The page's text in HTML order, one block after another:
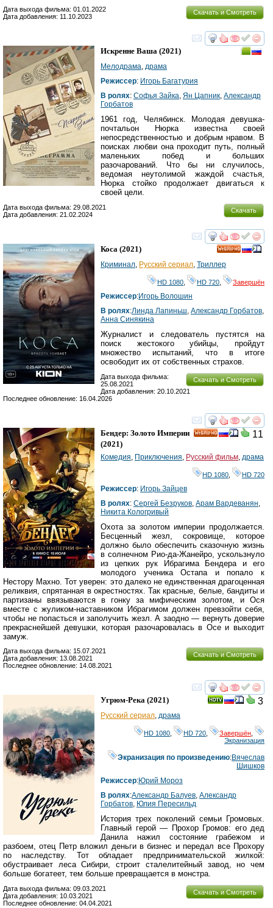
Скачать и Смотреть
Дата выхода фильма: 01.01.2022
Дата добавления: 11.10.2023
смотреть
Искренне Ваша (2021)
Мелодрама, драма
Режиссер: Игорь Багатурия
В ролях: Софья Зайка, Ян Цапник, Александр
Горбатов
1961 год, Челябинск. Молодая девушка-
почтальон Нюрка известна своей
непосредственностью и добрым нравом. В
поисках любви она проходит путь, полный
маленьких побед и больших
разочарований. Что бы ни случилось,
ведомая неутолимой жаждой счастья,
Нюрка стойко продолжает двигаться к
своей цели.
Скачать
Дата выхода фильма: 29.08.2021
Дата добавления: 21.02.2024
смотреть
Коса (2021)
Криминал, Русский сериал, Триллер
HD 1080 HD 720 Завершён
Режиссер:Игорь Волошин
В ролях:Линда Лапиньш, Александр Горбатов,
Анна Синякина
Журналист и следователь пустятся на
поиск жестокого убийцы, пройдут
множество испытаний, что в итоге
освободит их от собственных страхов.
Скачать и Смотреть
Дата выхода фильма:
25.08.2021
Дата добавления: 20.10.2021
Последнее обновление: 16.04.2026
смотреть
11
Бендер: Золото Империи
(2021)
Комедия Приключения Русский фильм драма
HD 1080 HD 720
Режиссер: Игорь Зайцев
В ролях: Сергей Безруков Арам Вардеванян
Никита Кологривый
Охота за золотом империи продолжается.
Бесценный жезл, сокровище, которое
должно было обеспечить сказочную жизнь
в солнечном Рио-да-Жанейро, ускользнуло
из цепких рук Ибрагима Бендера и его
молодого ученика Остапа и попало к
Нестору Махно. Тот уверен: это далеко не единственная драгоценная
реликвия, спрятанная в окрестностях. Так красные, белые, бандиты и
партизаны ввязываются в гонку за мифическим золотом, и Ося
вместе с жуликом-наставником Ибрагимом должен превзойти себя,
чтобы не попасться и заполучить жезл. А заодно — вернуть доверие
прекраснейшей девушки, которая разочаровалась в Осе и выходит
замуж.
Скачать и Смотреть
Дата выхода фильма: 15.07.2021
Дата добавления: 13.08.2021
Последнее обновление: 14.08.2021
смотреть
3
Угрюм-Река (2021)
Русский сериал, драма
HD 1080 HD 720 Завершён
Экранизация
Экранизация по произведению:Вячеслав
Шишков
Режиссер:Юрий Мороз
В ролях:Александр Балуев, Александр
Горбатов, Юлия Пересильд
История трех поколений семьи Громовых.
Главный герой — Прохор Громов: его дед
Данила нажил состояние грабежом и
разбоем, отец Петр вложил деньги в бизнес и передал все Прохору
по наследству. Тот обладает предпринимательской жилкой:
обустраивает леса Сибири, строит сталелитейный завод, но чем
больше богатеет, тем больше превращается в монстра.
Скачать и Смотреть
Дата выхода фильма: 09.03.2021
Дата добавления: 10.03.2021
Последнее обновление: 04.04.2021